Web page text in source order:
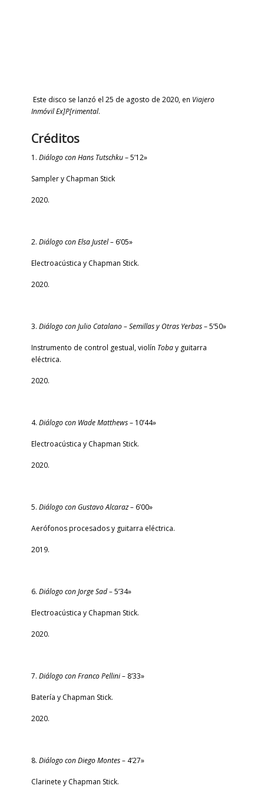
Este disco se lanzó el 25 de agosto de 2020, en Viajero
Inmóvil Ex]P[rimental.
Créditos
1. Diálogo con Hans Tutschku– 5’12»
Sampler y Chapman Stick
2020.
2. Diálogo con Elsa Justel – 6’05»
Electroacústica y Chapman Stick.
2020.
3. Diálogo con Julio Catalano – Semillas y Otras Yerbas– 5’50»
Instrumento de control gestual, violín Tobay guitarra
eléctrica.
2020.
4. Diálogo con Wade Matthews– 10’44»
Electroacústica y Chapman Stick.
2020.
5. Diálogo con Gustavo Alcaraz –6’00»
Aerófonos procesados y guitarra eléctrica.
2019.
6. Diálogo con Jorge Sad –5’34»
Electroacústica y Chapman Stick.
2020.
7. Diálogo con Franco Pellini –8’33»
Batería y Chapman Stick.
2020.
8. Diálogo con Diego Montes –4’27»
Clarinete y Chapman Stick.